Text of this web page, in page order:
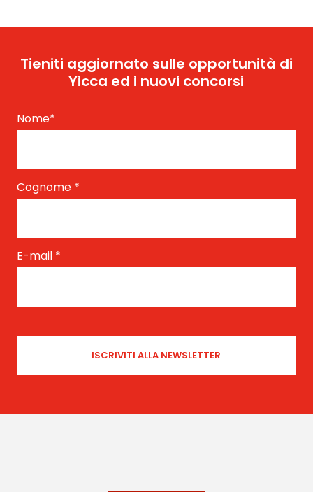
Tieniti aggiornato sulle opportunità di
Yicca ed i nuovi concorsi
Nome*
Cognome *
E-mail *